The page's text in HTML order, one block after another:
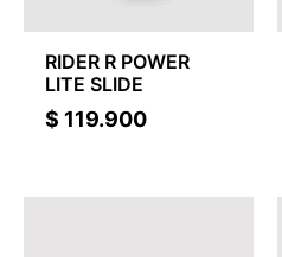
RIDER R POWER
LITE SLIDE
$ 119.900